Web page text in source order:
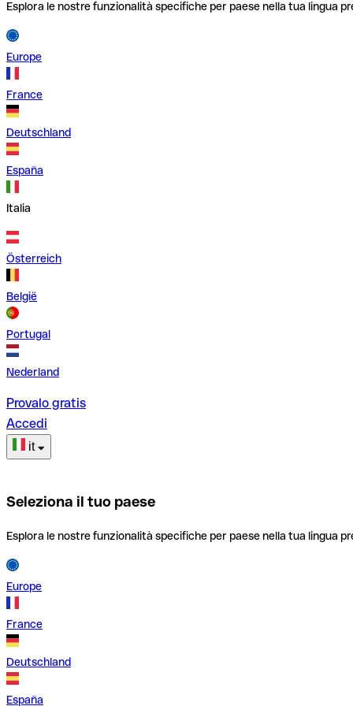
Esplora le nostre funzionalità specifiche per paese nella tua lingua
Europe
France
Deutschland
España
Italia
Österreich
België
Portugal
Nederland
Provalo gratis
Accedi
it
Seleziona il tuo paese
Esplora le nostre funzionalità specifiche per paese nella tua lingua
Europe
France
Deutschland
España